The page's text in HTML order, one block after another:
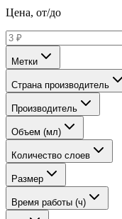
Цена, от/до
Метки
Страна производитель
Производитель
Объем (мл)
Количество слоев
Размер
Время работы (ч)